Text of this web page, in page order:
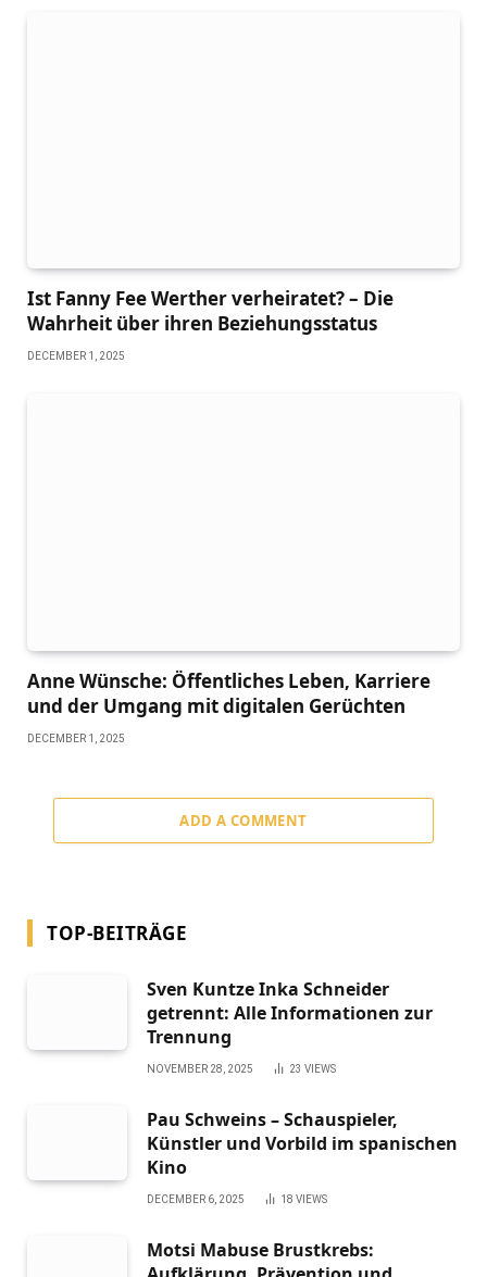
Ist Fanny Fee Werther verheiratet? – Die
Wahrheit über ihren Beziehungsstatus
DECEMBER 1, 2025
Anne Wünsche: Öffentliches Leben, Karriere
und der Umgang mit digitalen Gerüchten
DECEMBER 1, 2025
ADD A COMMENT
TOP-BEITRÄGE
Sven Kuntze Inka Schneider
getrennt: Alle Informationen zur
Trennung
NOVEMBER 28, 2025 23 VIEWS
Pau Schweins – Schauspieler,
Künstler und Vorbild im spanischen
Kino
DECEMBER 6, 2025 18 VIEWS
Motsi Mabuse Brustkrebs: